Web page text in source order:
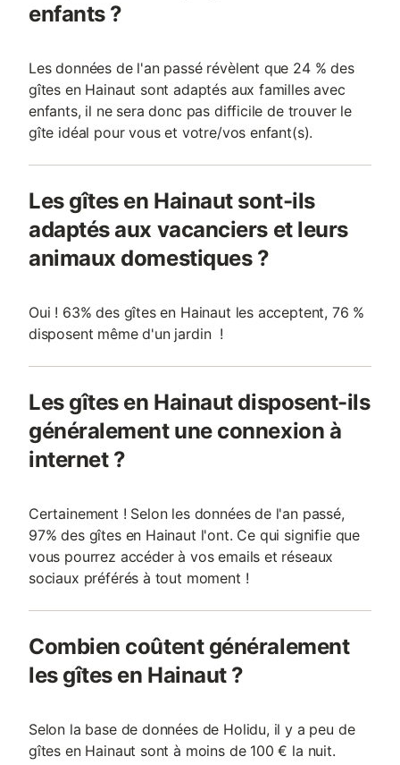
enfants ?
Les données de l'an passé révèlent que 24 % des
gîtes en Hainaut sont adaptés aux familles avec
enfants, il ne sera donc pas difficile de trouver le
gîte idéal pour vous et votre/vos enfant(s).
Les gîtes en Hainaut sont-ils
adaptés aux vacanciers et leurs
animaux domestiques ?
Oui ! 63% des gîtes en Hainaut les acceptent, 76 %
disposent même d'un jardin !
Les gîtes en Hainaut disposent-ils
généralement une connexion à
internet ?
Certainement ! Selon les données de l'an passé,
97% des gîtes en Hainaut l'ont. Ce qui signifie que
vous pourrez accéder à vos emails et réseaux
sociaux préférés à tout moment !
Combien coûtent généralement
les gîtes en Hainaut ?
Selon la base de données de Holidu, il y a peu de
gîtes en Hainaut sont à moins de 100 € la nuit.